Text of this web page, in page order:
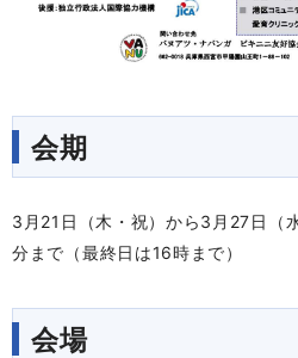
会期
3月21日（木・祝）から3月27日
分まで（最終日は16時まで）
会場